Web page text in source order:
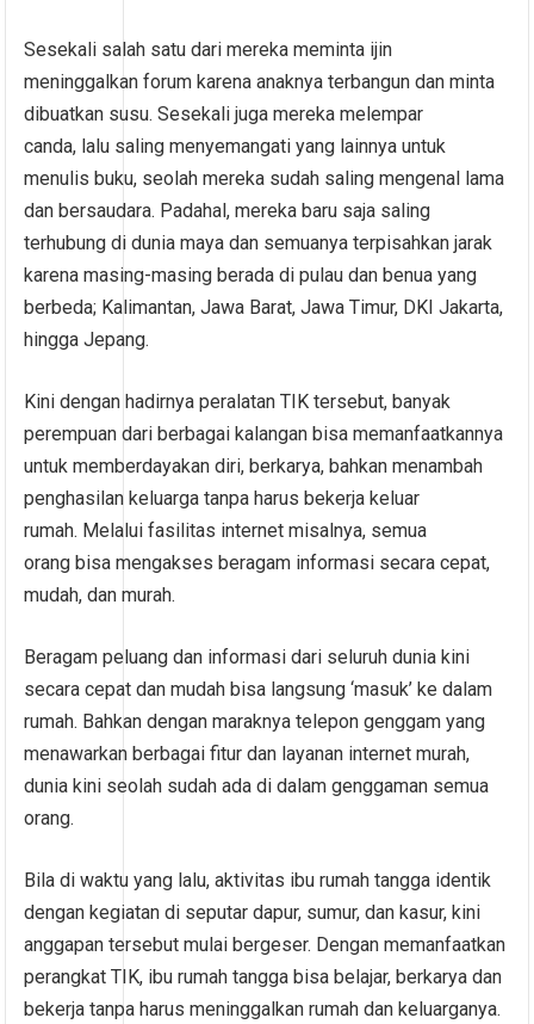
Sesekali salah satu dari mereka meminta ijin
meninggalkan forum karena anaknya terbangun dan minta
dibuatkan susu. Sesekali juga mereka melempar
canda, lalu saling menyemangati yang lainnya untuk
menulis buku, seolah mereka sudah saling mengenal lama
dan bersaudara. Padahal, mereka baru saja saling
terhubung di dunia maya dan semuanya terpisahkan jarak
karena masing-masing berada di pulau dan benua yang
berbeda; Kalimantan, Jawa Barat, Jawa Timur, DKI Jakarta,
hingga Jepang.
Kini dengan hadirnya peralatan TIK tersebut, banyak
perempuan dari berbagai kalangan bisa memanfaatkannya
untuk memberdayakan diri, berkarya, bahkan menambah
penghasilan keluarga tanpa harus bekerja keluar
rumah. Melalui fasilitas internet misalnya, semua
orang bisa mengakses beragam informasi secara cepat,
mudah, dan murah.
Beragam peluang dan informasi dari seluruh dunia kini
secara cepat dan mudah bisa langsung ‘masuk’ ke dalam
rumah. Bahkan dengan maraknya telepon genggam yang
menawarkan berbagai fitur dan layanan internet murah,
dunia kini seolah sudah ada di dalam genggaman semua
orang.
Bila di waktu yang lalu, aktivitas ibu rumah tangga identik
dengan kegiatan di seputar dapur, sumur, dan kasur, kini
anggapan tersebut mulai bergeser. Dengan memanfaatkan
perangkat TIK, ibu rumah tangga bisa belajar, berkarya dan
bekerja tanpa harus meninggalkan rumah dan keluarganya.